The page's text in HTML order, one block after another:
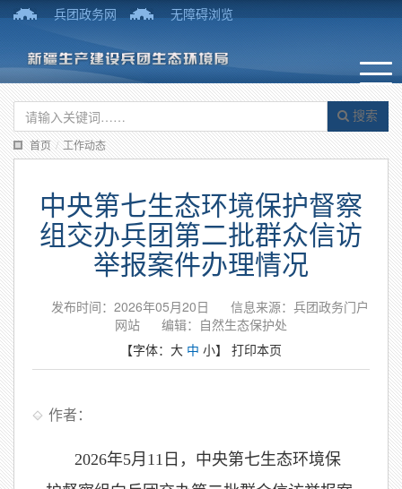
兵团政务网 无障碍浏览
搜索
首页 / 工作动态
中央第七生态环境保护督察
组交办兵团第二批群众信访
举报案件办理情况
发布时间：2026年05月20日
信息来源：兵团政务门户
网站
编辑：自然生态保护处
【字体： 大 中 小】 打印本页
作者：
2026年5月11日，中央第七生态环境保